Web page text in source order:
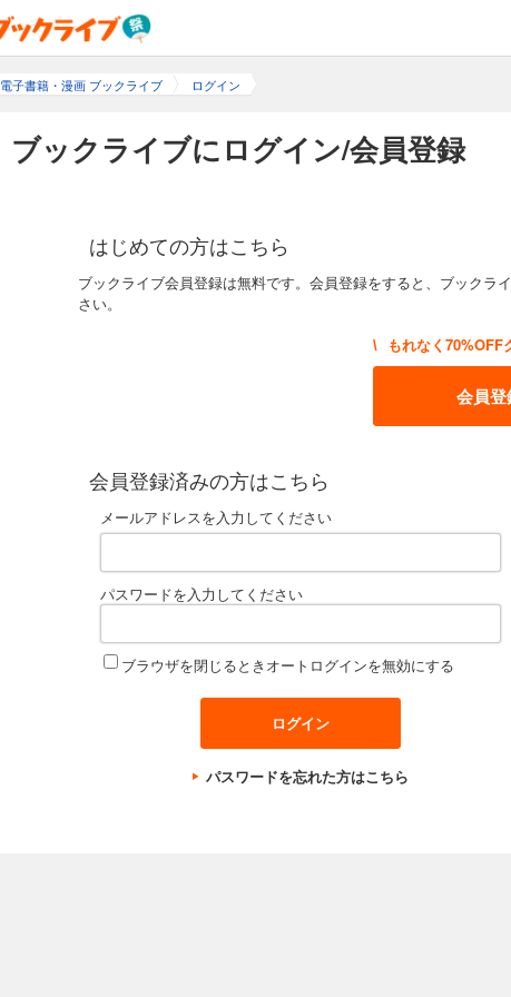
電子書籍・漫画 ブックライブ ログイン
ブックライブにログイン/会員登録
はじめての方はこちら
ブックライブ会員登録は無料です。会員登録をすると、ブック
さい。
\ もれなく70%OFF
会員登
会員登録済みの方はこちら
メールアドレスを入力してください
パスワードを入力してください
ブラウザを閉じるときオートログインを無効にする
パスワードを忘れた方はこちら